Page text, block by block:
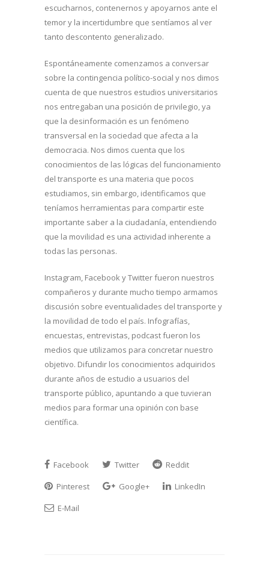
escucharnos, contenernos y apoyarnos ante el
temor y la incertidumbre que sentíamos al ver
tanto descontento generalizado.
Espontáneamente comenzamos a conversar
sobre la contingencia político-social y nos dimos
cuenta de que nuestros estudios universitarios
nos entregaban una posición de privilegio, ya
que la desinformación es un fenómeno
transversal en la sociedad que afecta a la
democracia. Nos dimos cuenta que los
conocimientos de las lógicas del funcionamiento
del transporte es una materia que pocos
estudiamos, sin embargo, identificamos que
teníamos herramientas para compartir este
importante saber a la ciudadanía, entendiendo
que la movilidad es una actividad inherente a
todas las personas.
Instagram, Facebook y Twitter fueron nuestros
compañeros y durante mucho tiempo armamos
discusión sobre eventualidades del transporte y
la movilidad de todo el país. Infografías,
encuestas, entrevistas, podcast fueron los
medios que utilizamos para concretar nuestro
objetivo. Difundir los conocimientos adquiridos
durante años de estudio a usuarios del
transporte público, apuntando a que tuvieran
medios para formar una opinión con base
científica.
Facebook Twitter
Reddit
Pinterest
Google+
LinkedIn
E-Mail